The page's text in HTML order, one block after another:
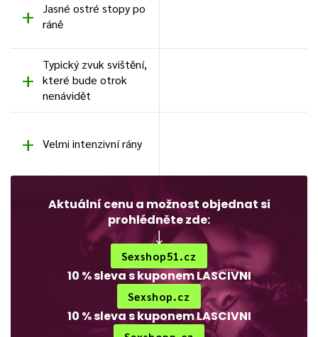
Jasné ostré stopy po
ráně
Typický zvuk svištění,
které bude otrok
nenávidět
Velmi intenzivní rány
Aktuální cenu a možnost objednat si
prohlédněte zde:
Sexshop51.cz
10 % sleva s kuponem LASCIVNI
Sexshop.cz
10 % sleva s kuponem LASCIVNI